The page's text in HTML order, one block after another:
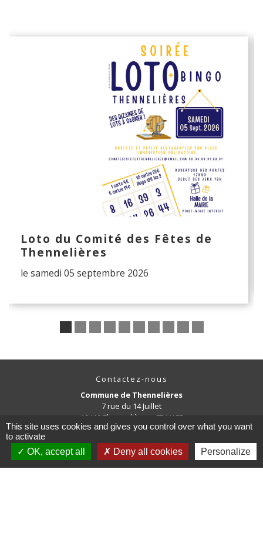
Loto du Comité des Fêtes de
Thennelières
le samedi 05 septembre 2026
Contactez-nous
Commune de Thennelières
7 rue du 14 Juillet
10410 Thennelières - FRANCE
+33 3 25 43 86 25
This site uses cookies and gives you control over what you want
to activate
OK, accept all
Deny all cookies Personalize